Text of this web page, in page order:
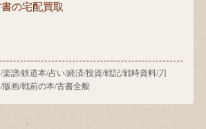
の宅配買取
譜/鉄道本/占い/経済/投資/戦記/戦時資料/刀
画/戦前の本/古書全般